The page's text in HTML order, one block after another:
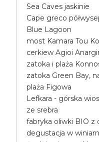
Sea Caves jaskinie
Cape greco
Blue Lagoon
most Kamara Tou
cerkiew Agioi
zatoka i plaża
zatoka Green Bay,
plaża Figowa
Lefkara - górska
ze srebra
fabryka oliwki BIO z
degustacja w